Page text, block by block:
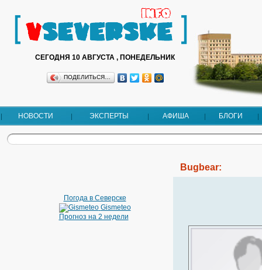
СЕГОДНЯ 10 АВГУСТА , ПОНЕДЕЛЬНИК
ПОДЕЛИТЬСЯ…
НОВОСТИ ЭКСПЕРТЫ АФИША БЛОГИ
Погода в Северске
Gismeteo
Прогноз на 2 недели
Bugbear: